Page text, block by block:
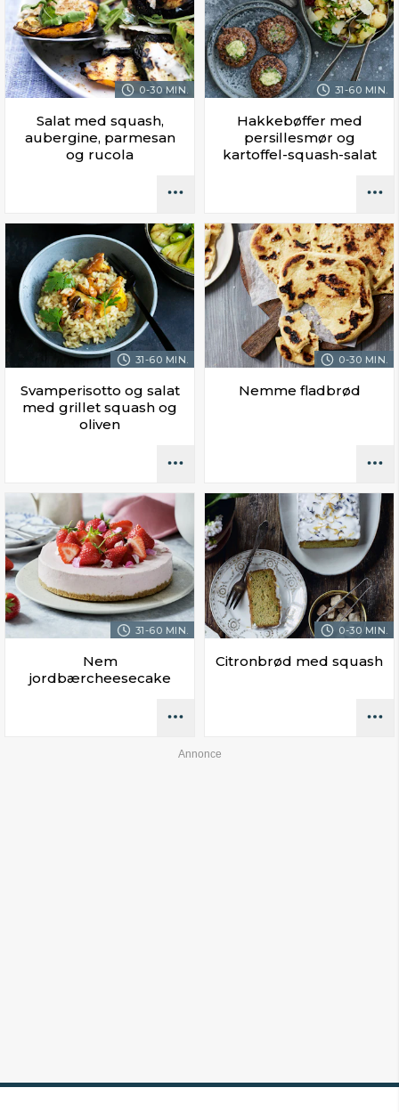
0-30 MIN.
Salat med squash,
aubergine, parmesan
og rucola
31-60 MIN.
Hakkebøffer med
persillesmør og
kartoffel-squash-salat
31-60 MIN.
Svamperisotto og salat
med grillet squash og
oliven
0-30 MIN.
Nemme fladbrød
31-60 MIN.
Nem
jordbærcheesecake
0-30 MIN.
Citronbrød med squash